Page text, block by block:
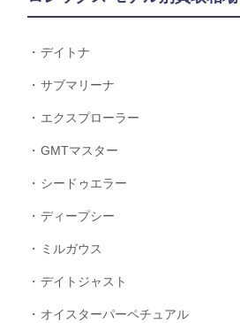
デイトナ
サブマリーナ
エクスプローラー
GMTマスター
シードゥエラー
ディープシー
ミルガウス
デイトジャスト
オイスターパーペチュアル